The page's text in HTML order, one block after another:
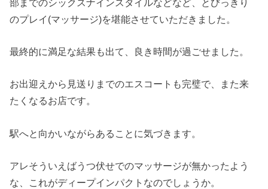
部までのシックスナインスタイルなどなど、とびっきり
のプレイ(マッサージ)を堪能させていただきました。
最終的に満足な結果も出て、良き時間が過ごせました。
お出迎えから見送りまでのエスコートも完璧で、また来
たくなるお店です。
駅へと向かいながらあることに気づきます。
アレそういえばうつ伏せでのマッサージが無かったよう
な、これがディープインパクトなのでしょうか。